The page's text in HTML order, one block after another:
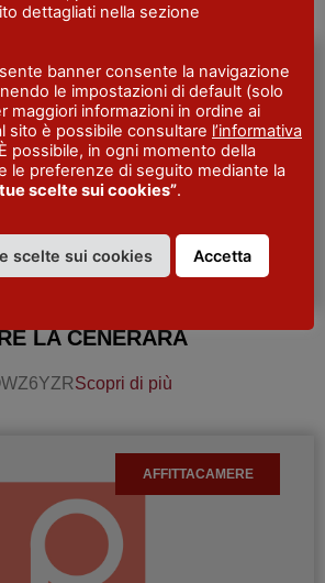
AFFITTACAMERE
LA CENERARA
Scopri di più
AFFITTACAMERE
dettagliati nella sezione
banner consente la navigazione
le impostazioni di default (solo
maggiori informazioni in ordine ai
sito è possibile consultare l’informativa
possibile, in ogni momento della
le preferenze di seguito mediante la
scelte sui cookies”.
scelte sui cookies Accetta